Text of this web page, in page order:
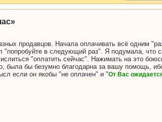
продавцов. Начала оплачивать всё одним
"попробуйте в следующий раз". Я подумала, что
"оплатить сейчас". Нажимать на это
была бы безумно благодарна за вашу помощь,
если он якобы "не оплачен" и "От Вас